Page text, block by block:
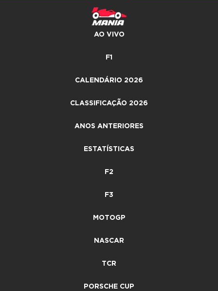
AO VIVO
F1
CALENDÁRIO 2026
CLASSIFICAÇÃO 2026
ANOS ANTERIORES
ESTATÍSTICAS
F2
F3
MOTOGP
NASCAR
TCR
PORSCHE CUP